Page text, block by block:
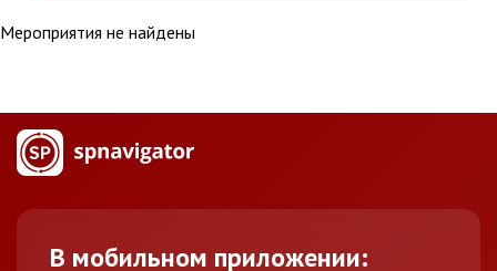
Мероприятия не найдены
В мобильном приложении: